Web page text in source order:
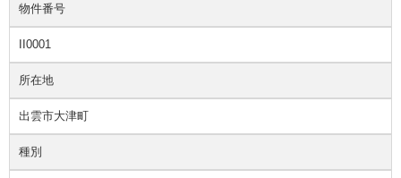
物件番号
II0001
所在地
出雲市大津町
種別